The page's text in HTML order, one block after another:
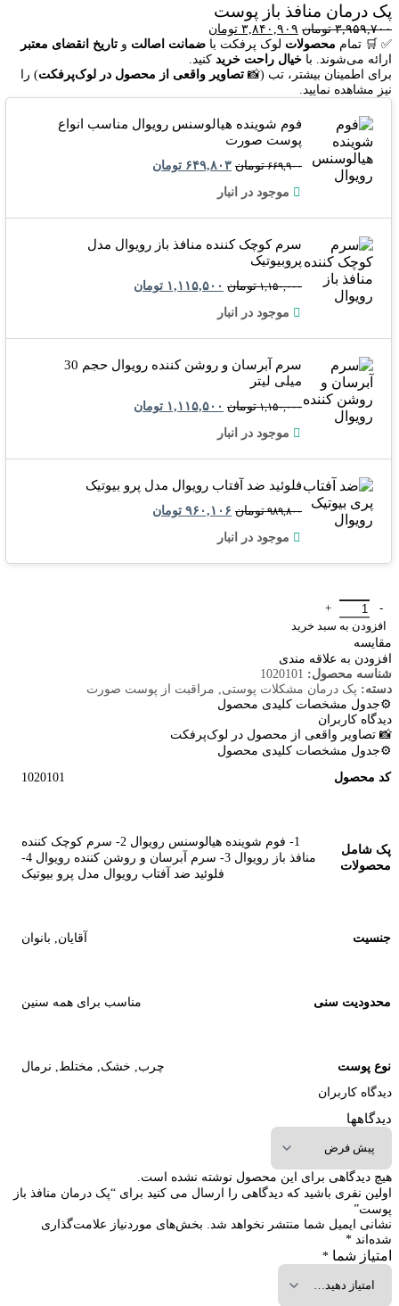
پک درمان منافذ باز پوست
۳,۹۵۹,۷۰۰ تومان قیمت
اصلی:
۳,۹۵۹,۷۰۰ تومان
بود.
۳,۸۴۰,۹۰۹ تومان
فعلی:
۳,۸۴۰,۹۰۹ تومان.
✅
🛒 تمام محصولات لوک پرفکت با ضمانت اصالت و تاریخ انقضای معتبر
ارائه می‌شوند. با خیال راحت خرید کنید.
برای اطمینان بیشتر، تب (📸 تصاویر واقعی از محصول در لوک‌پرفکت) را
نیز مشاهده نمایید.
فوم شوینده هیالوسنس رویوال مناسب انواع
پوست صورت
۶۶۹,۹۰۰ تومان ۶۴۹,۸۰۳ تومان
موجود در انبار
سرم کوچک کننده منافذ باز رویوال مدل
پروبیوتیک
۱,۱۵۰,۰۰۰ تومان ۱,۱۱۵,۵۰۰ تومان
موجود در انبار
سرم آبرسان و روشن کننده رویوال حجم 30
میلی لیتر
۱,۱۵۰,۰۰۰ تومان ۱,۱۱۵,۵۰۰ تومان
موجود در انبار
فلوئید ضد آفتاب رویوال مدل پرو بیوتیک
۹۸۹,۸۰۰ تومان ۹۶۰,۱۰۶ تومان
موجود در انبار
پک درمان منافذ باز پوست عدد
افزودن به سبد خرید
مقایسه
افزودن به علاقه مندی
شناسه محصول: 1020101
دسته: پک درمان مشکلات پوستی
مراقبت از پوست صورت
⚙️جدول مشخصات کلیدی محصول
دیدگاه کاربران
📸 تصاویر واقعی از محصول در لوک‌پرفکت
⚙️جدول مشخصات کلیدی محصول
کد محصول
1020101
پک شامل
محصولات
1- فوم شوینده هیالوسنس رویوال 2- سرم کوچک کننده
منافذ باز رویوال 3- سرم آبرسان و روشن کننده رویوال 4-
فلوئید ضد آفتاب رویوال مدل پرو بیوتیک
جنسیت آقایان بانوان
محدودیت سنی مناسب برای همه سنین
نوع پوست چرب خشک مختلط
نرمال
دیدگاه کاربران
دیدگاهها
هیچ دیدگاهی برای این محصول نوشته نشده است.
اولین نفری باشید که دیدگاهی را ارسال می کنید برای “پک درمان منافذ باز
پوست”
نشانی ایمیل شما منتشر نخواهد شد. بخش‌های موردنیاز علامت‌گذاری
شده‌اند *
امتیاز شما *